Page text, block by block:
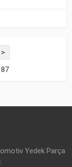
>
87
Yedek Parça